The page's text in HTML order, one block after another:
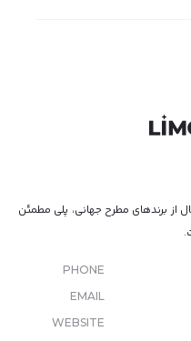
از برندهای مطرح جهانی، پلی مطمئن
PHONE
EMAIL
WEBSITE